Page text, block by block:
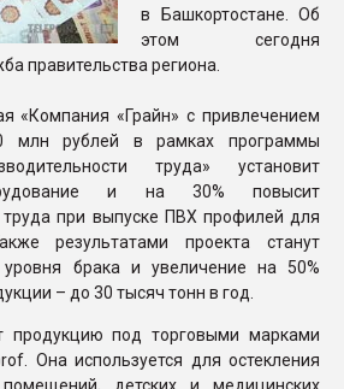
в Башкортостане. Об
этом сегодня
правительства региона.
«Компания «Грайн» с привлечением
рублей в рамках программы
труда» установит
и на 30% повысит
труда при выпуске ПВХ профилей для
результатами проекта станут
брака и увеличение на 50%
– до 30 тысяч тонн в год.
продукцию под торговыми марками
Она используется для остекления
детских и медицинских